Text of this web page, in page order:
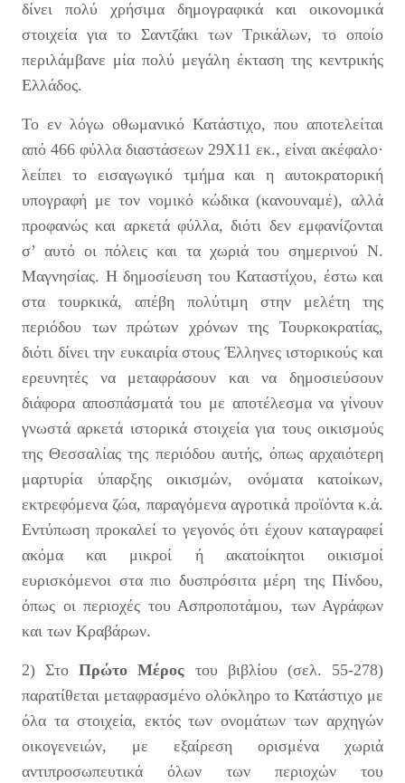
δίνει πολύ χρήσιμα δημογραφικά και οικονομικά
στοιχεία για το Σαντζάκι των Τρικάλων, το οποίο
περιλάμβανε μία πολύ μεγάλη έκταση της κεντρικής
Ελλάδος.
Το εν λόγω οθωμανικό Κατάστιχο, που αποτελείται
από 466 φύλλα διαστάσεων 29Χ11 εκ., είναι ακέφαλο·
λείπει το εισαγωγικό τμήμα και η αυτοκρατορική
υπογραφή με τον νομικό κώδικα (κανουναμέ), αλλά
προφανώς και αρκετά φύλλα, διότι δεν εμφανίζονται
σ’ αυτό οι πόλεις και τα χωριά του σημερινού Ν.
Μαγνησίας. Η δημοσίευση του Καταστίχου, έστω και
στα τουρκικά, απέβη πολύτιμη στην μελέτη της
περιόδου των πρώτων χρόνων της Τουρκοκρατίας,
διότι δίνει την ευκαιρία στους Έλληνες ιστορικούς και
ερευνητές να μεταφράσουν και να δημοσιεύσουν
διάφορα αποσπάσματά του με αποτέλεσμα να γίνουν
γνωστά αρκετά ιστορικά στοιχεία για τους οικισμούς
της Θεσσαλίας της περιόδου αυτής, όπως αρχαιότερη
μαρτυρία ύπαρξης οικισμών, ονόματα κατοίκων,
εκτρεφόμενα ζώα, παραγόμενα αγροτικά προϊόντα κ.ά.
Εντύπωση προκαλεί το γεγονός ότι έχουν καταγραφεί
ακόμα και μικροί ή ακατοίκητοι οικισμοί
ευρισκόμενοι στα πιο δυσπρόσιτα μέρη της Πίνδου,
όπως οι περιοχές του Ασπροποτάμου, των Αγράφων
και των Κραβάρων.
2) ΣτοΠρώτο Μέρος του βιβλίου (σελ. 55-278)
παρατίθεται μεταφρασμένο ολόκληρο το Κατάστιχο με
όλα τα στοιχεία, εκτός των ονομάτων των αρχηγών
οικογενειών, με εξαίρεση ορισμένα χωριά
αντιπροσωπευτικά όλων των περιοχών του